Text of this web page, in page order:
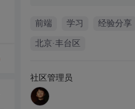
前端 学习 经验分享
北京·丰台区
社区管理员